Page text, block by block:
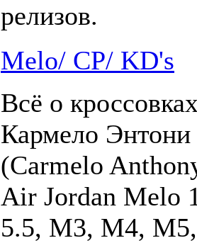
релизов.
Melo/ CP/ KD's
Всё о
Кармело Энтони
(Carmelo
Air Jordan Melo
5.5, M3, M4, M5,